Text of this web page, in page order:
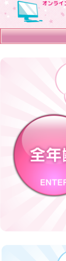
快適本屋さんOnline
作品を通信販売いた